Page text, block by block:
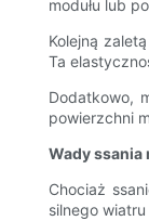
modułu lub
Kolejną
Ta
Dodatkowo,
powierzchni
Wady ssania
Chociaż
silnego